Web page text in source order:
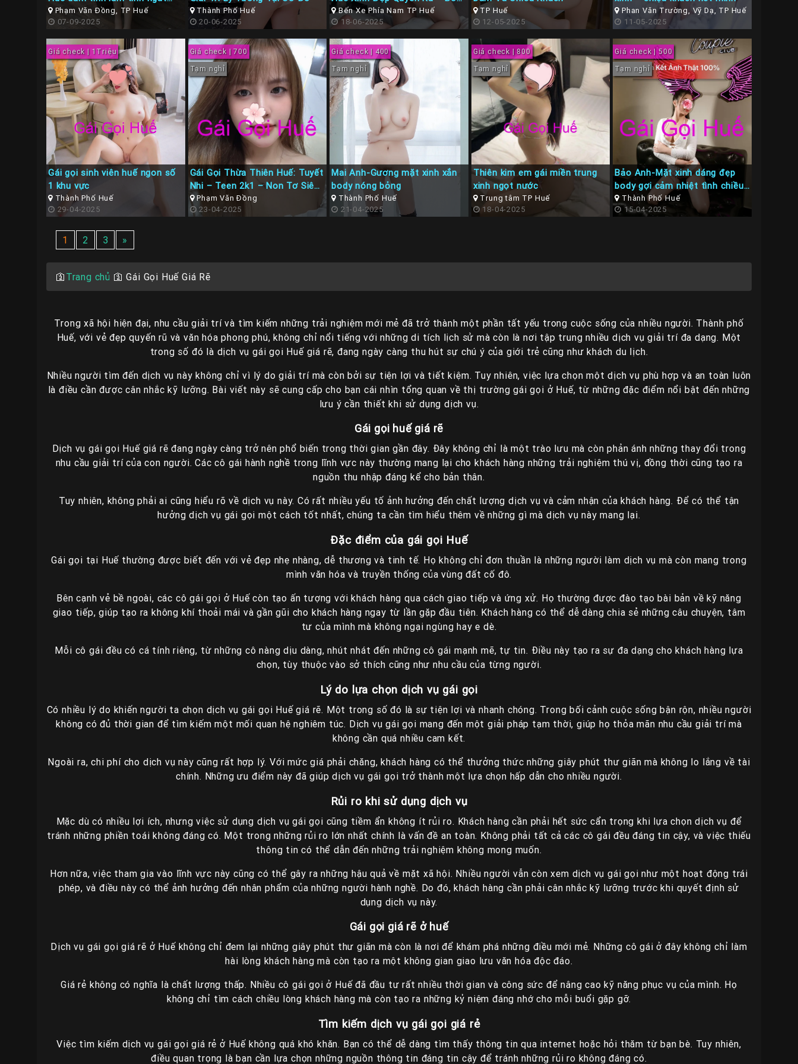
ngây
Phạm Văn Đồng, TP Huế
07-09-2025
Thành Phố Huế
20-06-2025
Bốc Lửa
Bến Xe Phía Nam TP Huế
18-06-2025
TP Huế
12-05-2025
Phan Văn Trường, Vỹ Dạ, TP Huế
11-05-2025
Giá check | 1Triệu
Gái gọi sinh viên huế ngon số
1 khu vực
Thành Phố Huế
29-04-2025
Giá check | 700
Tạm nghỉ
Gái Gọi Thừa Thiên Huế: Tuyết
Nhi – Teen 2k1 – Non Tơ Siêu
Ngon Tình Cảm
Phạm Văn Đồng
23-04-2025
Giá check | 400
Tạm nghỉ
Mai Anh-Gương mặt xinh xắn
body nóng bỏng
Thành Phố Huế
21-04-2025
Giá check | 800
Tạm nghỉ
Thiên kim em gái miền trung
xinh ngọt nước
Trung tâm TP Huế
18-04-2025
Giá check | 500
Tạm nghỉ
Bảo Anh-Mặt xinh dáng đẹp
body gợi cảm nhiệt tình chiều
khách
Thành Phố Huế
15-04-2025
1 2 3 »
🛐 Trang chủ 🛐Gái Gọi Huế Giá Rẽ
Trong xã hội hiện đại, nhu cầu giải trí và tìm kiếm những trải nghiệm mới mẻ đã trở thành một phần tất yếu trong cuộc sống của nhiều người. Thành phố
Huế, với vẻ đẹp quyến rũ và văn hóa phong phú, không chỉ nổi tiếng với những di tích lịch sử mà còn là nơi tập trung nhiều dịch vụ giải trí đa dạng. Một
trong số đó là dịch vụ gái gọi Huế giá rẽ, đang ngày càng thu hút sự chú ý của giới trẻ cũng như khách du lịch.
Nhiều người tìm đến dịch vụ này không chỉ vì lý do giải trí mà còn bởi sự tiện lợi và tiết kiệm. Tuy nhiên, việc lựa chọn một dịch vụ phù hợp và an toàn luôn
là điều cần được cân nhắc kỹ lưỡng. Bài viết này sẽ cung cấp cho bạn cái nhìn tổng quan về thị trường gái gọi ở Huế, từ những đặc điểm nổi bật đến những
lưu ý cần thiết khi sử dụng dịch vụ.
Gái gọi huế giá rẽ
Dịch vụ gái gọi Huế giá rẽ đang ngày càng trở nên phổ biến trong thời gian gần đây. Đây không chỉ là một trào lưu mà còn phản ánh những thay đổi trong
nhu cầu giải trí của con người. Các cô gái hành nghề trong lĩnh vực này thường mang lại cho khách hàng những trải nghiệm thú vị, đồng thời cũng tạo ra
nguồn thu nhập đáng kể cho bản thân.
Tuy nhiên, không phải ai cũng hiểu rõ về dịch vụ này. Có rất nhiều yếu tố ảnh hưởng đến chất lượng dịch vụ và cảm nhận của khách hàng. Để có thể tận
hưởng dịch vụ gái gọi một cách tốt nhất, chúng ta cần tìm hiểu thêm về những gì mà dịch vụ này mang lại.
Đặc điểm của gái gọi Huế
Gái gọi tại Huế thường được biết đến với vẻ đẹp nhẹ nhàng, dễ thương và tinh tế. Họ không chỉ đơn thuần là những người làm dịch vụ mà còn mang trong
mình văn hóa và truyền thống của vùng đất cố đô.
Bên cạnh vẻ bề ngoài, các cô gái gọi ở Huế còn tạo ấn tượng với khách hàng qua cách giao tiếp và ứng xử. Họ thường được đào tạo bài bản về kỹ năng
giao tiếp, giúp tạo ra không khí thoải mái và gần gũi cho khách hàng ngay từ lần gặp đầu tiên. Khách hàng có thể dễ dàng chia sẻ những câu chuyện, tâm
tư của mình mà không ngại ngùng hay e dè.
Mỗi cô gái đều có cá tính riêng, từ những cô nàng dịu dàng, nhút nhát đến những cô gái mạnh mẽ, tự tin. Điều này tạo ra sự đa dạng cho khách hàng lựa
chọn, tùy thuộc vào sở thích cũng như nhu cầu của từng người.
Lý do lựa chọn dịch vụ gái gọi
Có nhiều lý do khiến người ta chọn dịch vụ gái gọi Huế giá rẽ. Một trong số đó là sự tiện lợi và nhanh chóng. Trong bối cảnh cuộc sống bận rộn, nhiều người
không có đủ thời gian để tìm kiếm một mối quan hệ nghiêm túc. Dịch vụ gái gọi mang đến một giải pháp tạm thời, giúp họ thỏa mãn nhu cầu giải trí mà
không cần quá nhiều cam kết.
Ngoài ra, chi phí cho dịch vụ này cũng rất hợp lý. Với mức giá phải chăng, khách hàng có thể thưởng thức những giây phút thư giãn mà không lo lắng về tài
chính. Những ưu điểm này đã giúp dịch vụ gái gọi trở thành một lựa chọn hấp dẫn cho nhiều người.
Rủi ro khi sử dụng dịch vụ
Mặc dù có nhiều lợi ích, nhưng việc sử dụng dịch vụ gái gọi cũng tiềm ẩn không ít rủi ro. Khách hàng cần phải hết sức cẩn trọng khi lựa chọn dịch vụ để
tránh những phiền toái không đáng có. Một trong những rủi ro lớn nhất chính là vấn đề an toàn. Không phải tất cả các cô gái đều đáng tin cậy, và việc thiếu
thông tin có thể dẫn đến những trải nghiệm không mong muốn.
Hơn nữa, việc tham gia vào lĩnh vực này cũng có thể gây ra những hậu quả về mặt xã hội. Nhiều người vẫn còn xem dịch vụ gái gọi như một hoạt động trái
phép, và điều này có thể ảnh hưởng đến nhân phẩm của những người hành nghề. Do đó, khách hàng cần phải cân nhắc kỹ lưỡng trước khi quyết định sử
dụng dịch vụ này.
Gái gọi giá rẽ ở huế
Dịch vụ gái gọi giá rẽ ở Huế không chỉ đem lại những giây phút thư giãn mà còn là nơi để khám phá những điều mới mẻ. Những cô gái ở đây không chỉ làm
hài lòng khách hàng mà còn tạo ra một không gian giao lưu văn hóa độc đáo.
Giá rẻ không có nghĩa là chất lượng thấp. Nhiều cô gái gọi ở Huế đã đầu tư rất nhiều thời gian và công sức để nâng cao kỹ năng phục vụ của mình. Họ
không chỉ tìm cách chiều lòng khách hàng mà còn tạo ra những kỷ niệm đáng nhớ cho mỗi buổi gặp gỡ.
Tìm kiếm dịch vụ gái gọi giá rẻ
Việc tìm kiếm dịch vụ gái gọi giá rẻ ở Huế không quá khó khăn. Bạn có thể dễ dàng tìm thấy thông tin qua internet hoặc hỏi thăm từ bạn bè. Tuy nhiên,
điều quan trọng là bạn cần lựa chọn những nguồn thông tin đáng tin cậy để tránh những rủi ro không đáng có.